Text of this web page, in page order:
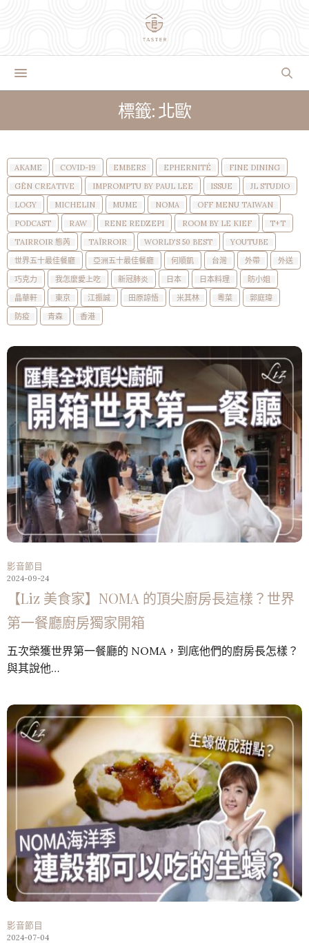
標籤: 北歐
AKAME COVID-19 EMBERS EPHERNITÉ
FINE DINING
GĒN CREATIVE
IMPROMPTU BY PAUL LEE ISSUE
JL STUDIO
LOGY
MICHELIN MUME NOMA
OFF MENU TAIWAN
PODCAST
RAW RENE REDZEPI ROOM BY LE KIEF
T+T
TAIRROIR 態芮
TAÏRROIR WORLD'S 50 BEST
YOUTUBE
世界五十最佳餐廳
亞洲五十最佳餐廳 何順凱 台灣 外帶
外送
巧克力
我怎麼愛上吃 新冠肺炎 日本 日本料理
昉小姐
晶華軒
東京 江振誠 田原諒悟 米其林 粵菜
郭庭瑋
防疫
青森 香港
影音節目
2024-09-24
【Liz 美食家】NOMA 的頂尖廚房長這樣？世界
第一餐廳廚房獨家開箱
五次榮獲世界第一餐廳的 NOMA，到底他們的廚房長怎樣？
與其說他…
影音節目
2024-07-04